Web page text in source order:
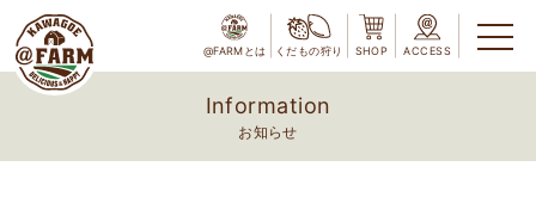
@FARMとは くだもの狩り SHOP ACCESS
Information
お知らせ